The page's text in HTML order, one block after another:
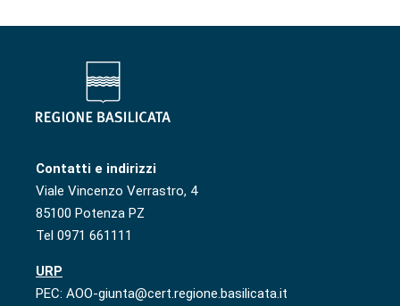
Contatti e indirizzi
Viale Vincenzo Verrastro, 4
85100 Potenza PZ
Tel 0971 661111
URP
PEC: AOO-giunta@cert.regione.basilicata.it